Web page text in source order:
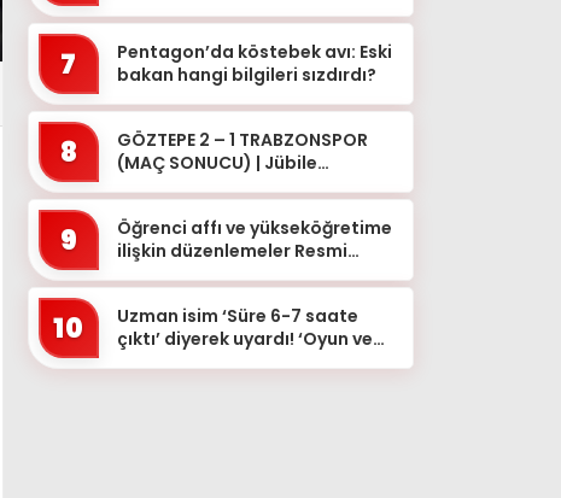
7
Pentagon’da köstebek avı: Eski
bakan hangi bilgileri sızdırdı?
8
GÖZTEPE 2 – 1 TRABZONSPOR
(MAÇ SONUCU) | Jübile
9
Öğrenci affı ve yükseköğretime
ilişkin düzenlemeler Resmi
10
Uzman isim ‘Süre 6-7 saate
çıktı’ diyerek uyardı! ‘Oyun ve